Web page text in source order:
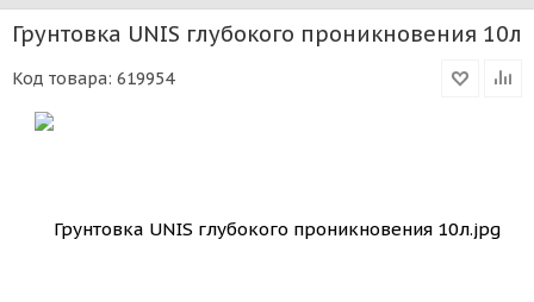
Грунтовка UNIS глубокого проникновения 10л
Код товара: 619954